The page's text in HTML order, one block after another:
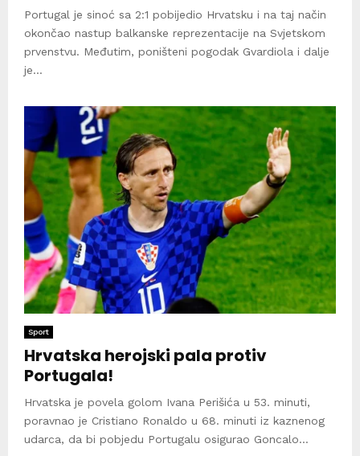
Portugal je sinoć sa 2:1 pobijedio Hrvatsku i na taj način
okončao nastup balkanske reprezentacije na Svjetskom
prvenstvu. Međutim, poništeni pogodak Gvardiola i dalje
je...
Sport
Hrvatska herojski pala protiv
Portugala!
Hrvatska je povela golom Ivana Perišića u 53. minuti,
poravnao je Cristiano Ronaldo u 68. minuti iz kaznenog
udarca, da bi pobjedu Portugalu osigurao Goncalo...